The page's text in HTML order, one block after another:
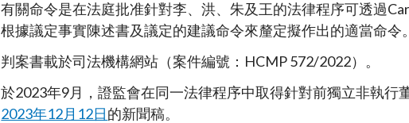
有關命令是在法庭批准針對李、洪、朱及王的法律程序可透過
根據議定事實陳述書及議定的建議命令來釐定擬作出的適當命令。
判案書載於司法機構網站（案件編號：HCMP 572/2022）。
於2023年9月，證監會在同一法律程序中取得針對前獨立非執
2023年12月12日的新聞稿。